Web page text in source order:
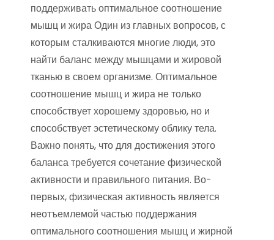
поддерживать оптимальное соотношение
мышц и жира Один из главных вопросов, с
которым сталкиваются многие люди, это
найти баланс между мышцами и жировой
тканью в своем организме. Оптимальное
соотношение мышц и жира не только
способствует хорошему здоровью, но и
способствует эстетическому облику тела.
Важно понять, что для достижения этого
баланса требуется сочетание физической
активности и правильного питания. Во-
первых, физическая активность является
неотъемлемой частью поддержания
оптимального соотношения мышц и жирной